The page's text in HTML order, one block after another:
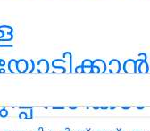
വഴികൾ